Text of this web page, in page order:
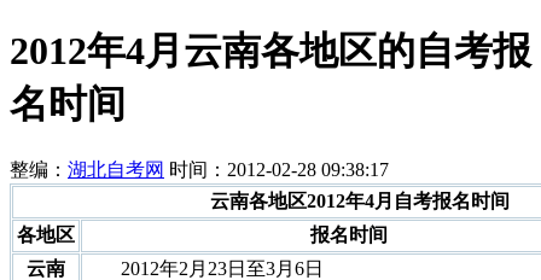
2012年4月云南各地区的自考报
名时间
整编： 湖北自考网 时间：2012-02-28 09:38:17
云南各地区2012年4月自考报名时间
各地区
报名时间
云南
2012年2月23日至3月6日